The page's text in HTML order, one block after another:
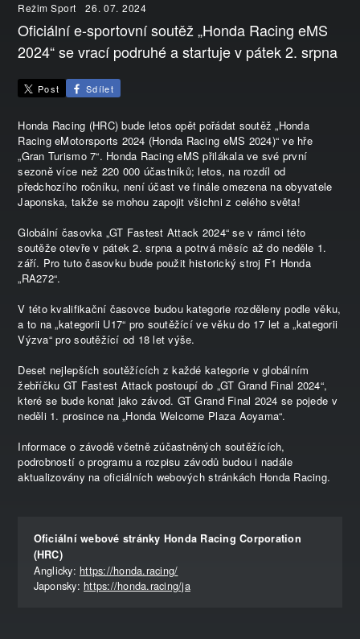
Režim Sport 26. 07. 2024
Oficiální e-sportovní soutěž „Honda Racing eMS
2024“ se vrací podruhé a startuje v pátek 2. srpna
Post Sdílet
Honda Racing (HRC) bude letos opět pořádat soutěž „Honda
Racing eMotorsports 2024 (Honda Racing eMS 2024)“ ve hře
„Gran Turismo 7“. Honda Racing eMS přilákala ve své první
sezoně více než 220 000 účastníků; letos, na rozdíl od
předchozího ročníku, není účast ve finále omezena na obyvatele
Japonska, takže se mohou zapojit všichni z celého světa!
Globální časovka „GT Fastest Attack 2024“ se v rámci této
soutěže otevře v pátek 2. srpna a potrvá měsíc až do neděle 1.
září. Pro tuto časovku bude použit historický stroj F1 Honda
„RA272“.
V této kvalifikační časovce budou kategorie rozděleny podle věku,
a to na „kategorii U17“ pro soutěžící ve věku do 17 let a „kategorii
Výzva“ pro soutěžící od 18 let výše.
Deset nejlepších soutěžících z každé kategorie v globálním
žebříčku GT Fastest Attack postoupí do „GT Grand Final 2024“,
které se bude konat jako závod. GT Grand Final 2024 se pojede v
neděli 1. prosince na „Honda Welcome Plaza Aoyama“.
Informace o závodě včetně zúčastněných soutěžících,
podrobností o programu a rozpisu závodů budou i nadále
aktualizovány na oficiálních webových stránkách Honda Racing.
Oficiální webové stránky Honda Racing Corporation
(HRC)
Anglicky: https://honda.racing/
Japonsky: https://honda.racing/ja